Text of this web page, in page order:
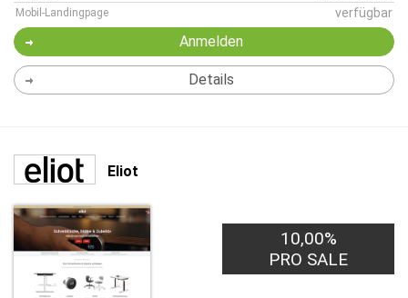
Mobil-Landingpage verfügbar
Anmelden
Details
Eliot
10,00%
PRO SALE